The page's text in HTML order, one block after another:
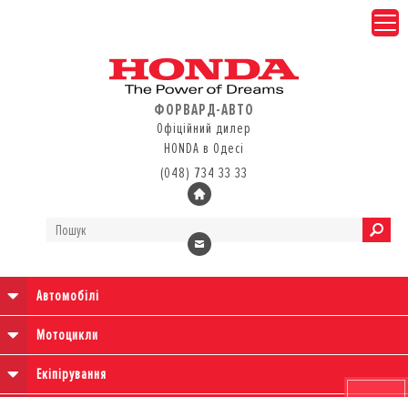
ФОРВАРД-АВТО
Офіційний дилер
HONDA в Одесі
(048) 734 33 33
Автомобілі
Мотоцикли
Екіпірування